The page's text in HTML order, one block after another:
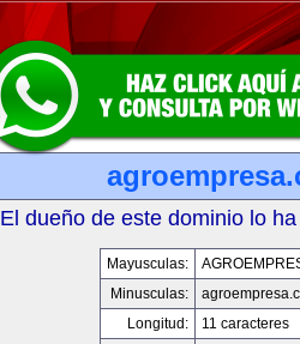
El dueño de este dominio lo
Mayusculas:
Minusculas:
Longitud:
11 caracteres